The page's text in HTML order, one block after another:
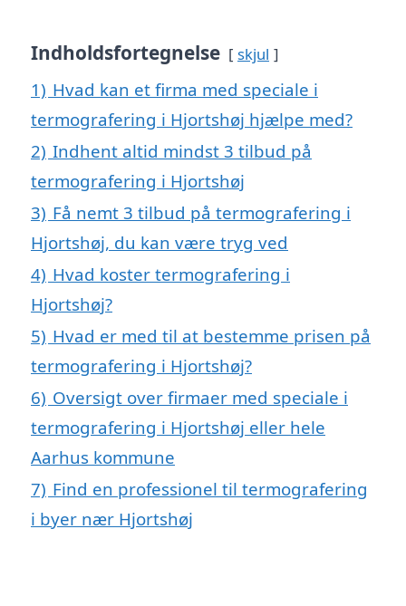
Indholdsfortegnelse skjul
1) Hvad kan et firma med speciale i
termografering i Hjortshøj hjælpe med?
2) Indhent altid mindst 3 tilbud på
termografering i Hjortshøj
3) Få nemt 3 tilbud på termografering i
Hjortshøj, du kan være tryg ved
4) Hvad koster termografering i
Hjortshøj?
5) Hvad er med til at bestemme prisen på
termografering i Hjortshøj?
6) Oversigt over firmaer med speciale i
termografering i Hjortshøj eller hele
Aarhus kommune
7) Find en professionel til termografering
i byer nær Hjortshøj